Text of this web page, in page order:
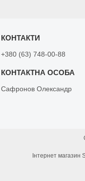
+380 (63) 748-00-88
Сафронов Олександр